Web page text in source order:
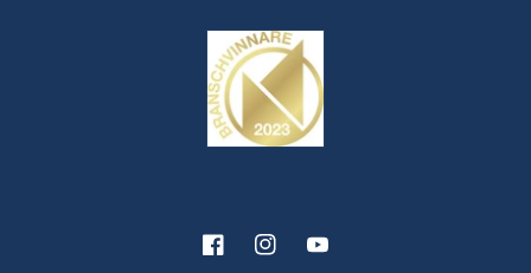
FacebookInstagramYouTube